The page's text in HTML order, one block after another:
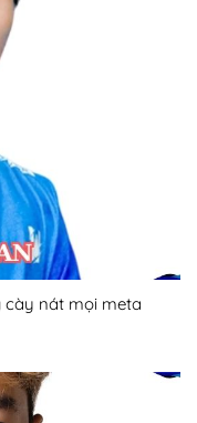
cày nát mọi meta